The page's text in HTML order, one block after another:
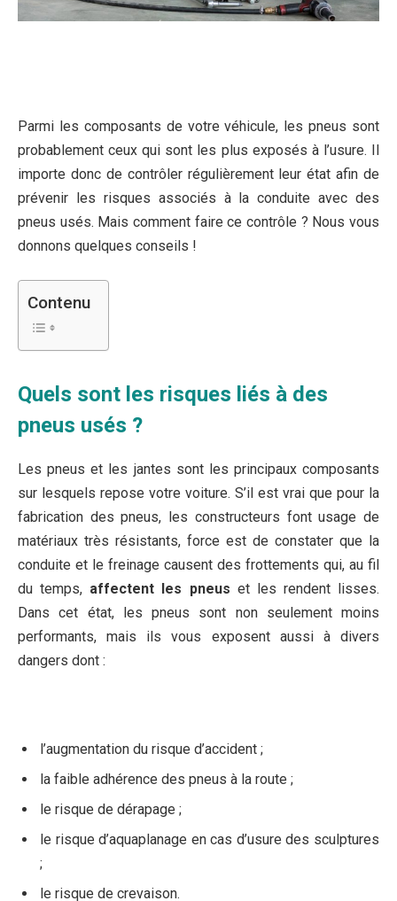
Parmi les composants de votre véhicule, les pneus sont
probablement ceux qui sont les plus exposés à l’usure. Il
importe donc de contrôler régulièrement leur état afin de
prévenir les risques associés à la conduite avec des
pneus usés. Mais comment faire ce contrôle ? Nous vous
donnons quelques conseils !
Contenu
Quels sont les risques liés à des
pneus usés ?
Les pneus et les jantes sont les principaux composants
sur lesquels repose votre voiture. S’il est vrai que pour la
fabrication des pneus, les constructeurs font usage de
matériaux très résistants, force est de constater que la
conduite et le freinage causent des frottements qui, au fil
du temps, affectent les pneus et les rendent lisses.
Dans cet état, les pneus sont non seulement moins
performants, mais ils vous exposent aussi à divers
dangers dont :
l’augmentation du risque d’accident ;
la faible adhérence des pneus à la route ;
le risque de dérapage ;
le risque d’aquaplanage en cas d’usure des sculptures
;
le risque de crevaison.